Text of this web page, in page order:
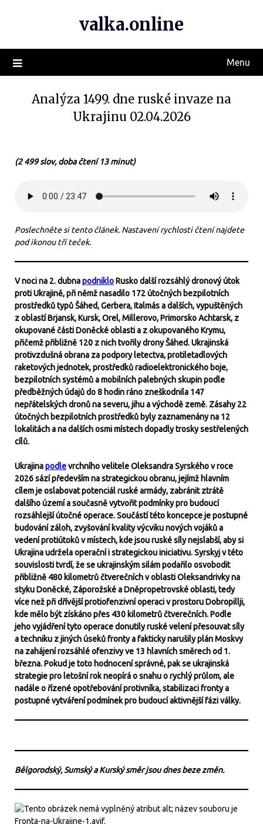
valka.online
Menu
Analýza 1499. dne ruské invaze na
Ukrajinu 02.04.2026
(2 499 slov, doba čtení 13 minut)
Poslechněte si tento článek. Nastavení rychlosti čtení najdete
pod ikonou tří teček.
V noci na 2. dubnapodnikloRusko další rozsáhlý dronový útok
proti Ukrajině, při němž nasadilo 172 útočných bezpilotních
prostředků typů Šáhed, Gerbera, Italmás a dalších, vypuštěných
z oblastí Brjansk, Kursk, Orel, Millerovo, Primorsko Achtarsk, z
okupované části Doněcké oblasti a z okupovaného Krymu,
přičemž přibližně 120 z nich tvořily drony Šáhed. Ukrajinská
protivzdušná obrana za podpory letectva, protiletadlových
raketových jednotek, prostředků radioelektronického boje,
bezpilotních systémů a mobilních palebných skupin podle
předběžných údajů do 8 hodin ráno zneškodnila 147
nepřátelských dronů na severu, jihu a východě země. Zásahy 22
útočných bezpilotních prostředků byly zaznamenány na 12
lokalitách a na dalších osmi místech dopadly trosky sestřelených
cílů.
Ukrajinapodlevrchního velitele Oleksandra Syrského v roce
2026 sází především na strategickou obranu, jejímž hlavním
cílem je oslabovat potenciál ruské armády, zabránit ztrátě
dalšího území a současně vytvořit podmínky pro budoucí
rozsáhlejší útočné operace. Součástí této koncepce je postupné
budování záloh, zvyšování kvality výcviku nových vojáků a
vedení protiútoků v místech, kde jsou ruské síly nejslabší, aby si
Ukrajina udržela operační i strategickou iniciativu. Syrskyj v této
souvislosti tvrdí, že se ukrajinským silám podařilo osvobodit
přibližně 480 kilometrů čtverečních v oblasti Oleksandrivky na
styku Doněcké, Záporožské a Dněpropetrovské oblasti, tedy
více než při dřívější protiofenzivní operaci v prostoru Dobropillji,
kde mělo být získáno přes 430 kilometrů čtverečních. Podle
jeho vyjádření tyto operace donutily ruské velení přesouvat síly
a techniku z jiných úseků fronty a fakticky narušily plán Moskvy
na zahájení rozsáhlé ofenzivy ve 13 hlavních směrech od 1.
března. Pokud je toto hodnocení správné, pak se ukrajinská
strategie pro letošní rok neopírá o snahu o rychlý průlom, ale
nadále o řízené opotřebování protivníka, stabilizaci fronty a
postupné vytváření podmínek pro budoucí aktivnější fázi války.
Bělgorodský, Sumský a Kurský směr jsou dnes beze změn.